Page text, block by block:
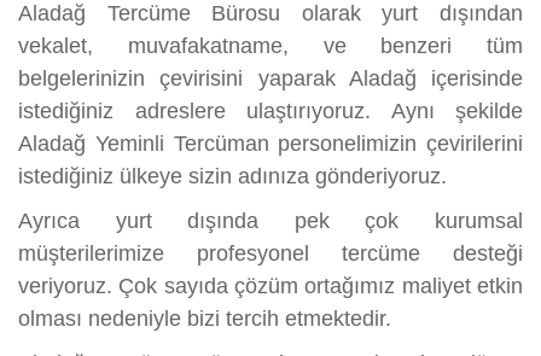
Aladağ Tercüme Bürosu olarak yurt dışından
vekalet, muvafakatname, ve benzeri tüm
belgelerinizin çevirisini yaparak Aladağ içerisinde
istediğiniz adreslere ulaştırıyoruz. Aynı şekilde
Aladağ Yeminli Tercüman personelimizin çevirilerini
istediğiniz ülkeye sizin adınıza gönderiyoruz.
Ayrıca yurt dışında pek çok kurumsal
müşterilerimize profesyonel tercüme desteği
veriyoruz. Çok sayıda çözüm ortağımız maliyet etkin
olması nedeniyle bizi tercih etmektedir.